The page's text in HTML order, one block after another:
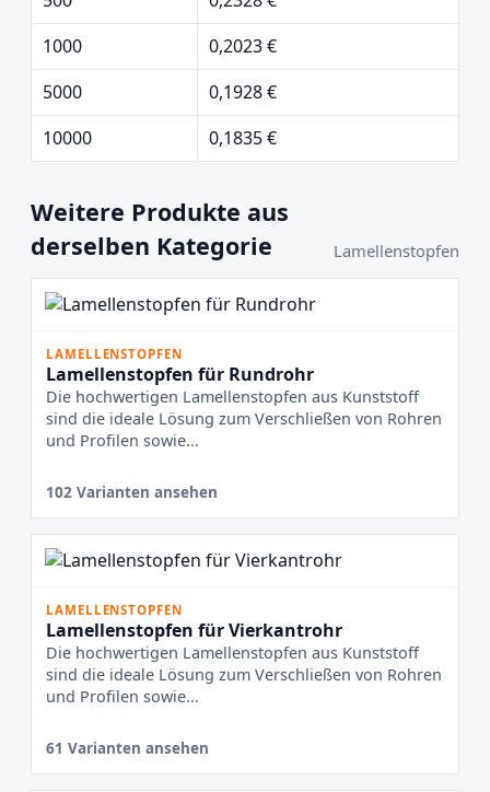
1000
0,2023 €
5000
0,1928 €
10000
0,1835 €
Weitere Produkte aus
derselben Kategorie
Lamellenstopfen
LAMELLENSTOPFEN
Lamellenstopfen für Rundrohr
Die hochwertigen Lamellenstopfen aus Kunststoff
sind die ideale Lösung zum Verschließen von Rohren
und Profilen sowie...
102 Varianten ansehen
LAMELLENSTOPFEN
Lamellenstopfen für Vierkantrohr
Die hochwertigen Lamellenstopfen aus Kunststoff
sind die ideale Lösung zum Verschließen von Rohren
und Profilen sowie...
61 Varianten ansehen